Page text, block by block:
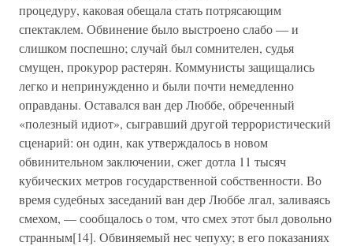
процедуру, каковая обещала стать потрясающим
спектаклем. Обвинение было выстроено слабо — и
слишком поспешно; случай был сомнителен, судья
смущен, прокурор растерян. Коммунисты защищались
легко и непринужденно и были почти немедленно
оправданы. Оставался ван дер Люббе, обреченный
«полезный идиот», сыгравший другой террористический
сценарий: он один, как утверждалось в новом
обвинительном заключении, сжег дотла 11 тысяч
кубических метров государственной собственности. Во
время судебных заседаний ван дер Люббе лгал, заливаясь
смехом, — сообщалось о том, что смех этот был довольно
странным[14]. Обвиняемый нес чепуху; в его показаниях